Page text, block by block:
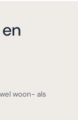
woon- als